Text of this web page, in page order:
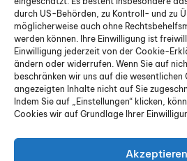
durch US-Behörden, zu Kontroll- und zu
möglicherweise auch ohne
werden können. Ihre Einwilligung ist
Einwilligung jederzeit von der Cookie-
ändern oder widerrufen. Wenn Sie auf
beschränken wir uns auf die
angezeigten Inhalte nicht auf Sie
Indem Sie auf „Einstellungen“ klicken,
Cookies wir auf Grundlage Ihrer
Akzeptieren
D
e
z
Jagdtermine
weiterhin
möglich;
Eis/Schnee;
Holzernte.
Lokale Abweichungen sind